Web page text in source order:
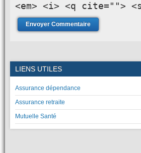
<em> <i> <q cite="">
LIENS UTILES
Assurance dépendance
Assurance retraite
Mutuelle Santé